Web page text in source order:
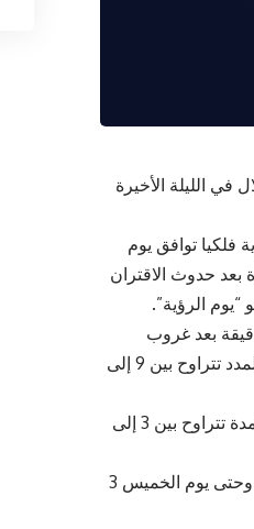
في الليلة الأخيرة
للبحوث الفلكية والجيوفيزياقية، أن غرة شهر شوال 1446 هجرية فلكيا توافق يوم
بعد حدوث الاقتران
يوم السبت 29 رمضان الموافق 29 مارس، وهو “يوم الرؤية”.
الجديد سيبقى في سماء مكة المكرمة لمدة 7 دقائق، وفي القاهرة لمدة 11 دقيقة بعد غروب
شمس ذلك اليوم، وفي باقي محافظات جمهورية مصر العربية يبقى الهلال الجديد في سمائها لمدد تتراوح بين 9 إلى
أما في العواصم والمدن العربية والإسلامية فيبقى الهلال الجديد بعد غروب شمس ذلك اليوم لمدة تتراوح بين 3 إلى
أما في سوريا، فقد حدد مجلس الوزراء عطلة عيد الفطر بدءا من يوم الأحد 30 مارس الجاري وحتى يوم الخميس 3